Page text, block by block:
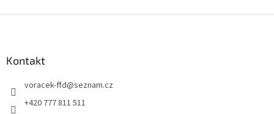
Kontakt
voracek-ffd@seznam.cz
+420 777 811 511